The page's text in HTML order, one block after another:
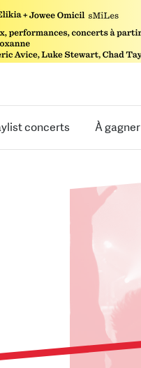
concerts À gagner